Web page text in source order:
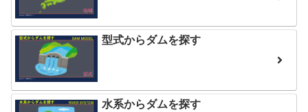
型式からダムを探す
水系からダムを探す